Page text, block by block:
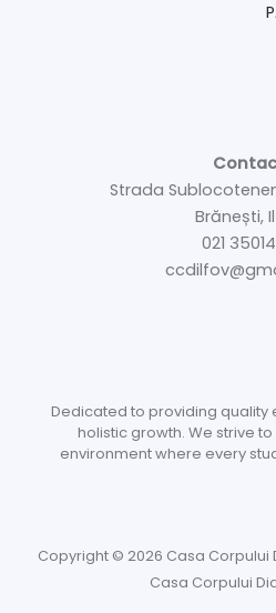
Strada
Brănești,
021
Dedicated to providing quality
holistic growth. We strive
environment where every
Copyright © 2026 Casa Corpului
Casa Corpului